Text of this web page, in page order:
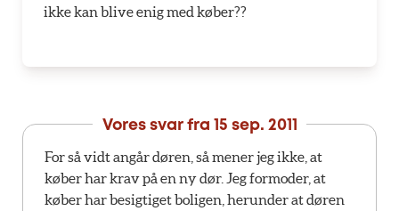
ikke kan blive enig med køber??
Vores svar fra 15 sep. 2011
For så vidt angår døren, så mener jeg ikke, at
køber har krav på en ny dør. Jeg formoder, at
køber har besigtiget boligen, herunder at døren